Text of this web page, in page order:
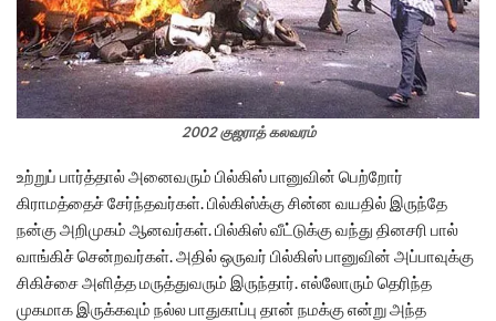
2002 குஜராத் கலவரம்
உற்றுப் பார்த்தால் அனைவரும் பில்கிஸ் பானுவின் பெற்றோர்
கிராமத்தைச் சேர்ந்தவர்கள். பில்கிஸ்க்கு சின்ன வயதில் இருந்தே
நன்கு அறிமுகம் ஆனவர்கள். பில்கிஸ் வீட்டுக்கு வந்து தினசரி பால்
வாங்கிச் சென்றவர்கள். அதில் ஒருவர் பில்கிஸ் பானுவின் அப்பாவுக்கு
சிகிச்சை அளித்த மருத்துவரும் இருந்தார். எல்லோரும் தெரிந்த
முகமாக இருக்கவும் நல்ல பாதுகாப்பு தான் நமக்கு என்று அந்த